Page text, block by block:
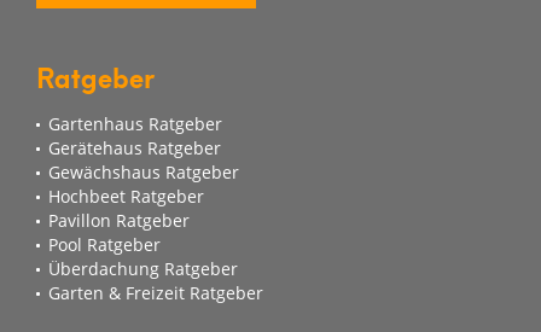
Ratgeber
Gartenhaus Ratgeber
Gerätehaus Ratgeber
Gewächshaus Ratgeber
Hochbeet Ratgeber
Pavillon Ratgeber
Pool Ratgeber
Überdachung Ratgeber
Garten & Freizeit Ratgeber